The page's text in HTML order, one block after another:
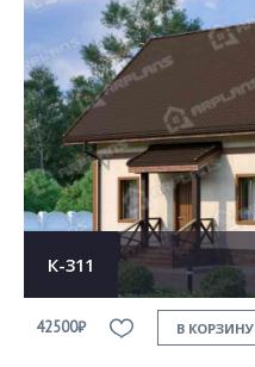
К-311
42500₽ В КОРЗИНУ